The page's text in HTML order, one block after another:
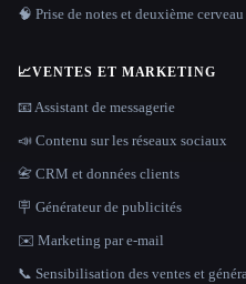
🧠 Prise de notes et deuxième cerveau
📈VENTES ET MARKETING
📧 Assistant de messagerie
📣 Contenu sur les réseaux sociaux
📇 CRM et données clients
🪧 Générateur de publicités
✉️ Marketing par e-mail
📞 Sensibilisation des ventes et